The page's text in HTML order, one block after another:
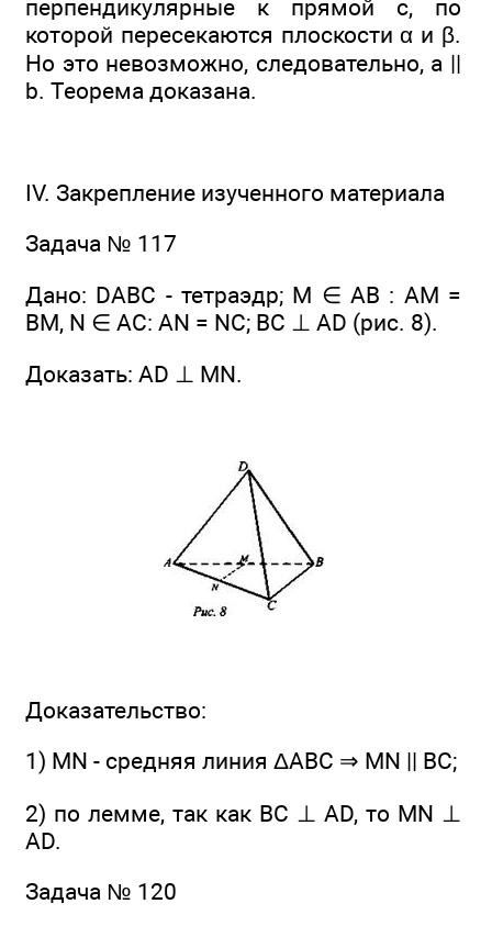
перпендикулярные к прямой с, по
которой пересекаются плоскости α и β.
Но это невозможно, следовательно, а ||
b. Теорема доказана.
IV. Закрепление изученного материала
Задача № 117
Дано: DABC - тетраэдр; М ∈ АВ : AM =
BM, N ∈ АС: AN = NC; ВС ⊥ AD (рис. 8).
Доказать: AD ⊥ MN.
Доказательство:
1) MN - средняя линия ΔАВС ⇒ MN || ВС;
2) по лемме, так как ВС ⊥ AD, то MN ⊥
AD.
Задача № 120